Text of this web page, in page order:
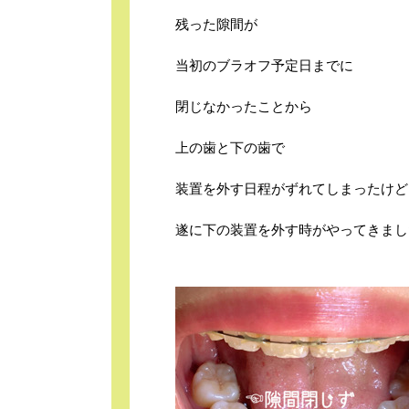
残った隙間が
当初のブラオフ予定日までに
閉じなかったことから
上の歯と下の歯で
装置を外す日程がずれてしまったけど
遂に下の装置を外す時がやってきま